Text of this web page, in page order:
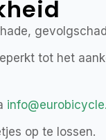
tot het
op te lossen.